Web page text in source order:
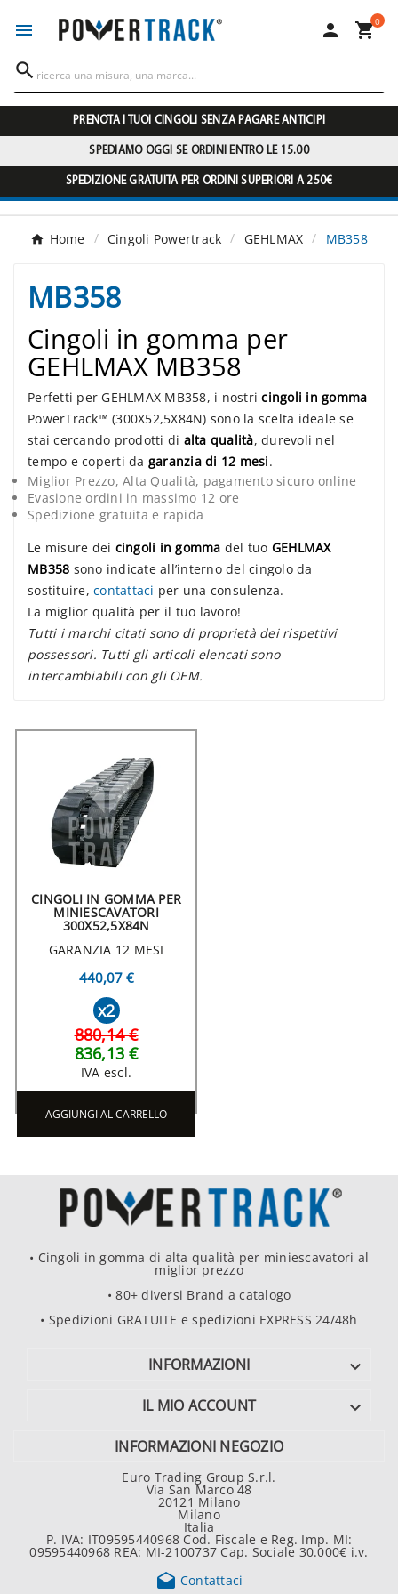
  0

PRENOTA I TUOI CINGOLI SENZA PAGARE ANTICIPI
SPEDIAMO OGGI SE ORDINI ENTRO LE 15.00
SPEDIZIONE GRATUITA PER ORDINI SUPERIORI A 250€
Home Cingoli Powertrack GEHLMAX MB358
MB358
Cingoli in gomma per
GEHLMAX MB358
Perfetti per GEHLMAX MB358, i nostricingoli in gomma
PowerTrack™ (300X52,5X84N) sono la scelta ideale se
stai cercando prodotti di alta qualità, durevoli nel
tempo e coperti da garanzia di 12 mesi.
Miglior Prezzo, Alta Qualità, pagamento sicuro online
Evasione ordini in massimo 12 ore
Spedizione gratuita e rapida
Le misure dei cingoli in gomma del tuo GEHLMAX
MB358 sono indicate all’interno del cingolo da
sostituire, contattaci per una consulenza.
La miglior qualità per il tuo lavoro!
Tutti i marchi citati sono di proprietà dei rispettivi
possessori. Tutti gli articoli elencati sono
intercambiabili con gli OEM.
CINGOLI IN GOMMA PER
MINIESCAVATORI
300X52,5X84N
GARANZIA 12 MESI
440,07 €
x2
880,14 €
836,13 €
IVA escl.
AGGIUNGI AL CARRELLO
• Cingoli in gomma di alta qualità per miniescavatori al
miglior prezzo
• 80+ diversi Brand a catalogo
• Spedizioni GRATUITE e spedizioni EXPRESS 24/48h
INFORMAZIONI 
IL MIO ACCOUNT 
INFORMAZIONI NEGOZIO
Euro Trading Group S.r.l.
Via San Marco 48
20121 Milano
Milano
Italia
P. IVA: IT09595440968 Cod. Fiscale e Reg. Imp. MI:
09595440968 REA: MI-2100737 Cap. Sociale 30.000€ i.v.
 Contattaci